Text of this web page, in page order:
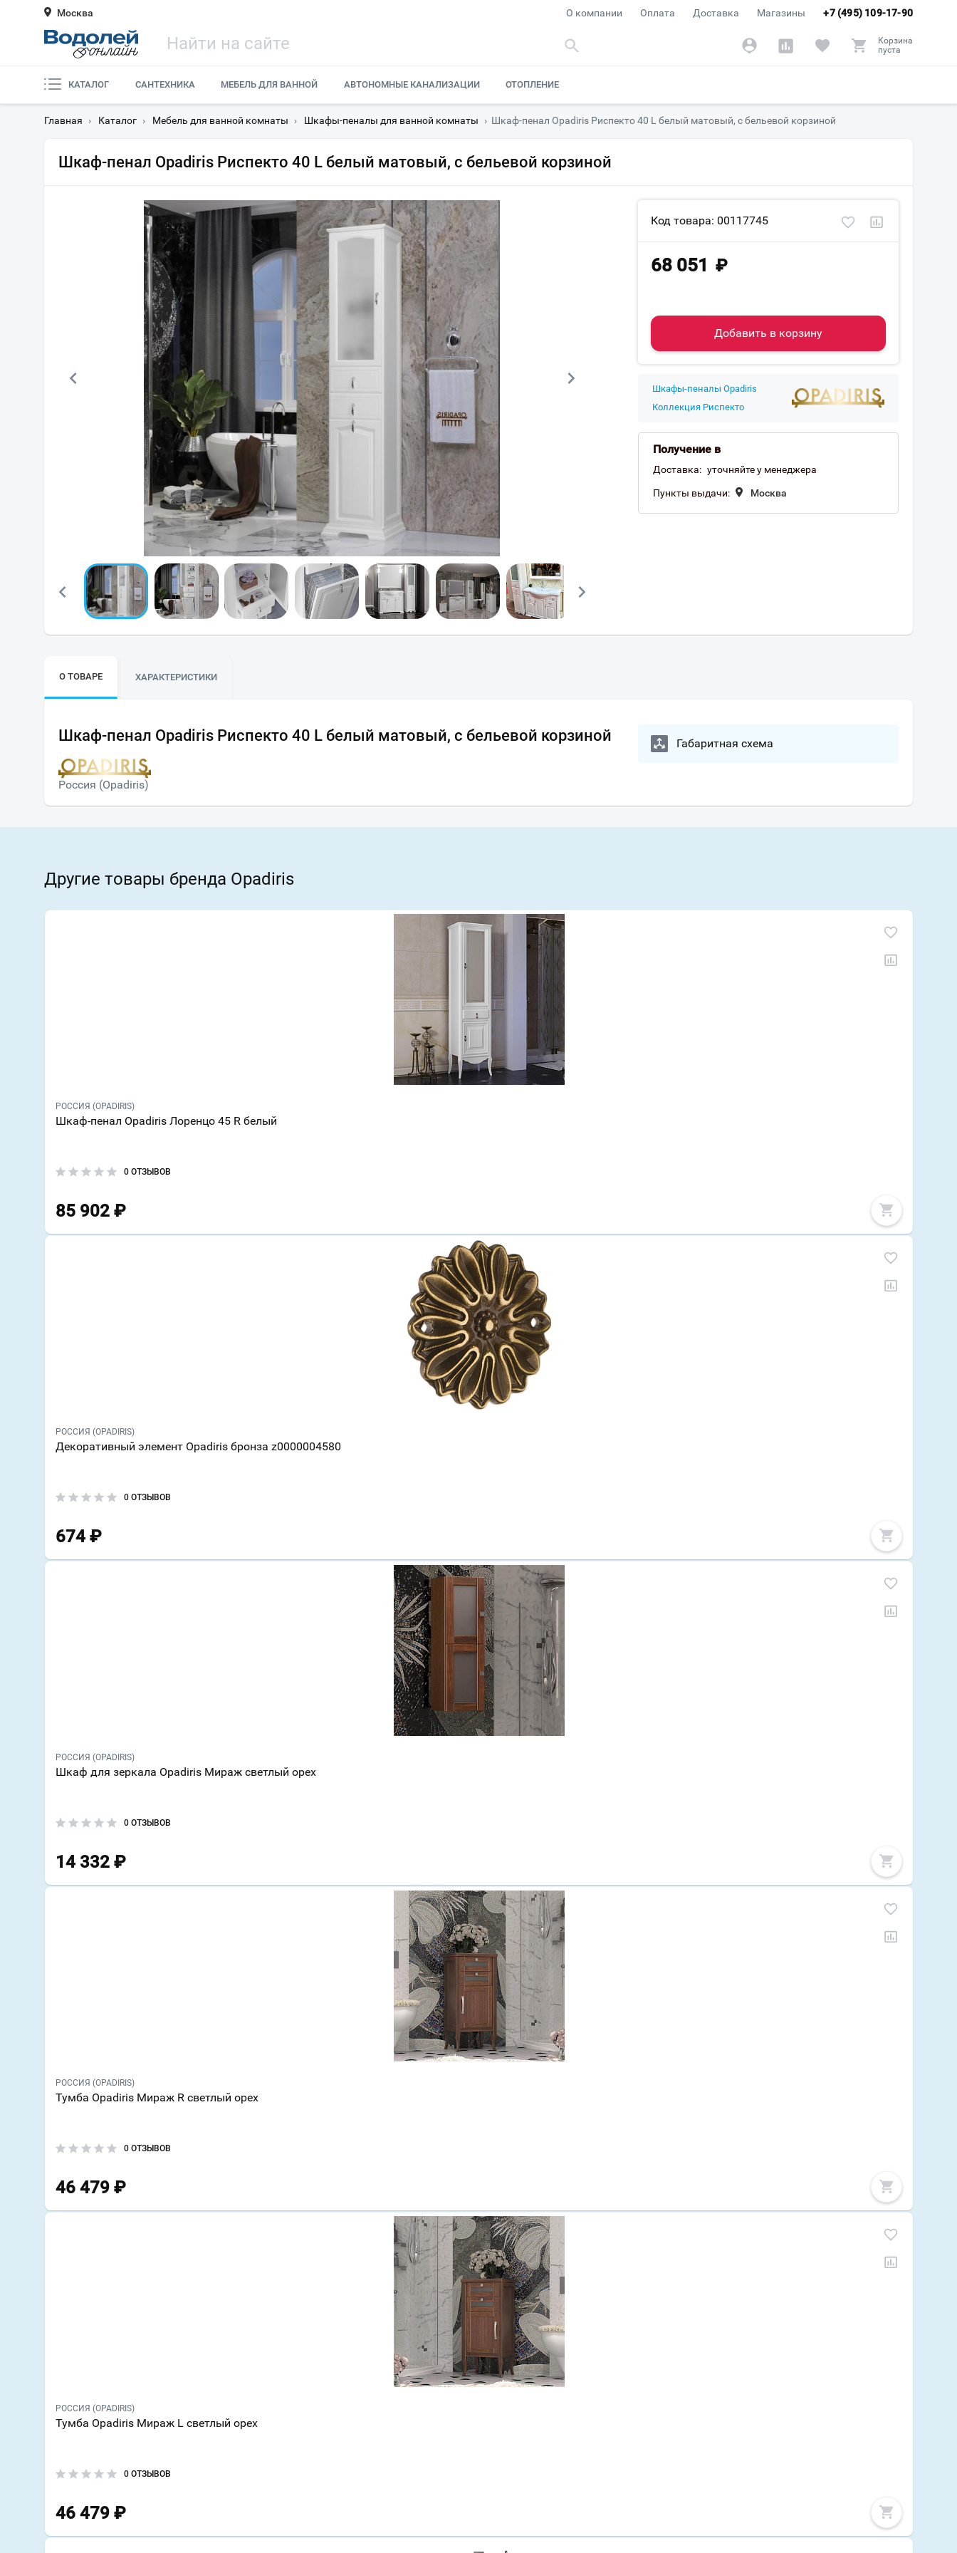
Москва +7 (495) 109-17-90
О компании Оплата Доставка Магазины
Корзина
пуста
КАТАЛОГ САНТЕХНИКА МЕБЕЛЬ ДЛЯ ВАННОЙ АВТОНОМНЫЕ КАНАЛИЗАЦИИ ОТОПЛЕНИЕ
Главная › Каталог › Мебель для ванной комнаты › Шкафы-пеналы для ванной комнаты › Шкаф-пенал Opadiris Риспекто 40 L белый матовый, с бельевой корзиной
Шкаф-пенал Opadiris Риспекто 40 L белый матовый, с бельевой корзиной
Код товара: 00117745
68 051 ₽
Добавить в корзину
Шкафы-пеналы Opadiris
Коллекция Риспекто
Получение в
Доставка: уточняйте у менеджера
Пункты выдачи: Москва
О ТОВАРЕ ХАРАКТЕРИСТИКИ
Шкаф-пенал Opadiris Риспекто 40 L белый матовый, с бельевой корзиной
Россия (Opadiris)
Габаритная схема
Другие товары бренда Opadiris
РОССИЯ (OPADIRIS)
Шкаф-пенал Opadiris Лоренцо 45 R белый
0 ОТЗЫВОВ
85 902 ₽
РОССИЯ (OPADIRIS)
Декоративный элемент Opadiris бронза z0000004580
0 ОТЗЫВОВ
674 ₽
РОССИЯ (OPADIRIS)
Шкаф для зеркала Opadiris Мираж светлый орех
0 ОТЗЫВОВ
14 332 ₽
РОССИЯ (OPADIRIS)
Тумба Opadiris Мираж R светлый орех
0 ОТЗЫВОВ
46 479 ₽
РОССИЯ (OPADIRIS)
Тумба Opadiris Мираж L светлый орех
0 ОТЗЫВОВ
46 479 ₽
Москва
Мурманск
Ваш город
Всё верно Сменить город